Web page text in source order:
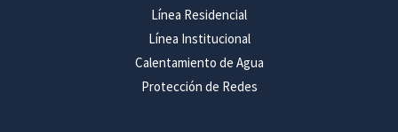
Línea Residencial
Línea Institucional
Calentamiento de Agua
Protección de Redes